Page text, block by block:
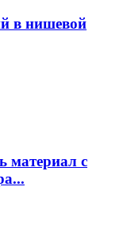
в нишевой
материал с